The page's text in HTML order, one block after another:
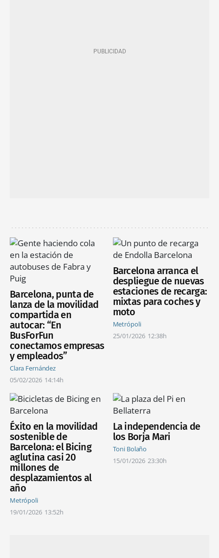
Barcelona, punta de
lanza de la movilidad
compartida en
autocar: “En
BusForFun
conectamos empresas
y empleados”
Clara Fernández
05/02/2026 14:14h
Barcelona arranca el
despliegue de nuevas
estaciones de recarga:
mixtas para coches y
moto
Metrópoli
25/01/2026 12:38h
Éxito en la movilidad
sostenible de
Barcelona: el Bicing
aglutina casi 20
millones de
desplazamientos al
año
Metrópoli
19/01/2026 13:52h
La independencia de
los Borja Mari
Toni Bolaño
15/01/2026 23:30h